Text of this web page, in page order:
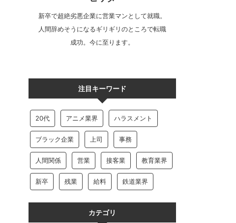
新卒で超絶劣悪企業に営業マンとして就職。
人間辞めそうになるギリギリのところで転職
成功。今に至ります。
注目キーワード
20代 アニメ業界 ハラスメント
ブラック企業 上司 事務
人間関係 営業 接客業 教育業界
新卒 残業 給料 鉄道業界
カテゴリ